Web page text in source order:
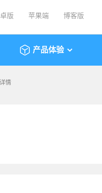
版 苹果端 博客版
产品体验
情